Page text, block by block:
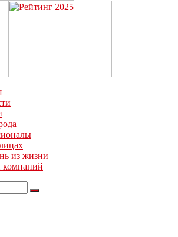
дня в Тульской области на сайте
из жизни
компаний